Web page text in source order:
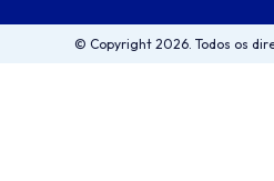
© Copyright 2026. Todos os